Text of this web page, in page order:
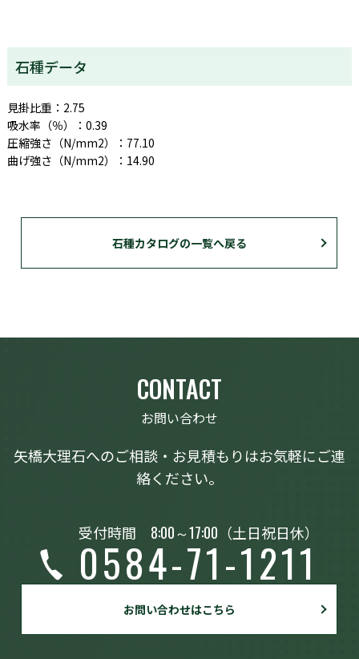
石種データ
見掛比重：2.75
吸水率（％）：0.39
圧縮強さ（N/mm2）：77.10
曲げ強さ（N/mm2）：14.90
石種カタログの一覧へ戻る
CONTACT
お問い合わせ
矢橋大理石へのご相談・お見積もりはお気軽にご連
絡ください。
受付時間 8:00～17:00 （土日祝日休）
0584-71-1211
お問い合わせはこちら